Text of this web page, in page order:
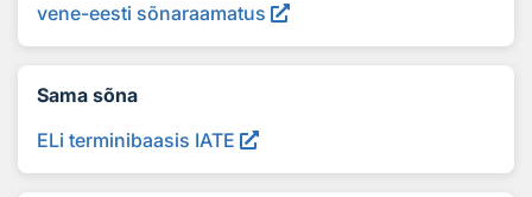
vene-eesti sõnaraamatus
Sama sõna
ELi terminibaasis IATE